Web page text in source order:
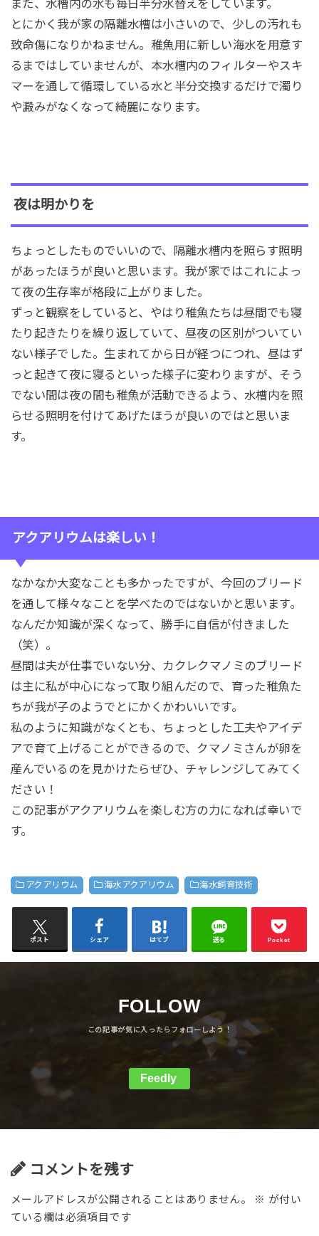
また、水槽内の水も毎日半分水替えをしています。
とにかく我が家の隔離水槽は小さいので、少しの汚れも
致命傷になりかねません。稚魚用に新しい海水を用意す
るまではしていませんが、本水槽内のフィルターやスキ
マーを通して循環している水と半分交換するだけで濁り
や澱みがなくなって綺麗になります。
夜は明かりを
ちょっとしたものでいいので、隔離水槽内を照らす照明
があったほうが良いと思います。我が家ではこれによっ
て夜の生存率が格段に上がりました。
ずっと観察をしていると、やはり稚魚たちは昼間でも寝
たり起きたりを繰り返していて、昼夜の区別がついてい
ない様子でした。生まれてから日が経つにつれ、昼はず
っと起きて夜に寝るといった様子に変わりますが、そう
でない間は夜の間も稚魚が活動できるよう、水槽内を照
らせる照明を付けてあげたほうが良いのではと思いま
す。
アクアリウムは楽しい！
なかなか大変なことも多かったですが、今回のブリード
を通して様々なことを学べたのではないかと思います。
なんだか知識が深くなって、勝手に自信が付きました
（笑）。
昼間は夫が仕事でいない分、カクレクマノミのブリード
は主に私が中心になって取り組んだので、育った稚魚た
ちが我が子のようでとにかくかわいいです。
私のように知識がなくとも、ちょっとした工夫やアイデ
アで育て上げることができるので、クマノミさんが卵を
産んでいるのを見かけたらぜひ、チャレンジしてみてく
ださい！
この記事がアクアリウムを楽しむ方の力になれば幸いで
す。
アクアリウム 海水アクアリウム 海水飼育技術
ポスト シェア はてブ 送る Pocket
FOLLOW
Feedly
コメントを残す
メールアドレスが公開されることはありません。 ※ が付い
ている欄は必須項目です